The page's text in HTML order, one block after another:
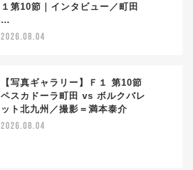
１第10節｜インタビュー／町田
…
2026.08.04
【写真ギャラリー】Ｆ１ 第10節
ペスカドーラ町田 vs ボルクバレ
ット北九州／撮影＝満本泰介
2026.08.04